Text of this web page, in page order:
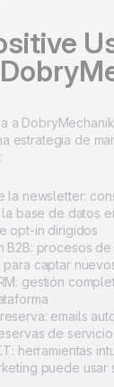
a
estrategia de
la newsletter:
base de datos
opt-in dirigidos
B2B: procesos
para captar
gestión
emails
de servicio
herramientas
puede usar